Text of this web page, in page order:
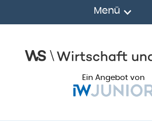
Menü
Ein Angebot von